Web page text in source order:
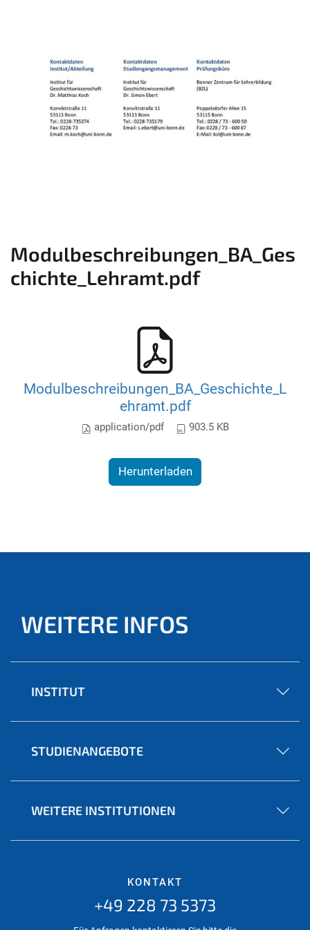
Modulbeschreibungen_BA_Ges
chichte_Lehramt.pdf
Modulbeschreibungen_BA_Geschichte_L
ehramt.pdf
application/pdf 903.5 KB
Herunterladen
WEITERE INFOS
INSTITUT
STUDIENANGEBOTE
WEITERE INSTITUTIONEN
KONTAKT
+49 228 73 5373